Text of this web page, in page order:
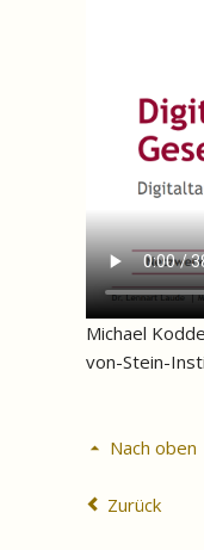
Michael
von-Stein-
Nach oben
Zurück